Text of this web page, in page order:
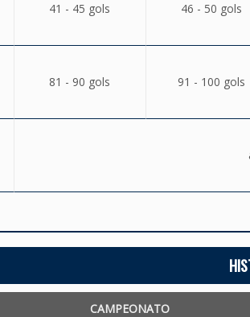
41 - 45 gols 46 - 50 gols
81 - 90 gols 91 - 100 gols
CAMPEONATO